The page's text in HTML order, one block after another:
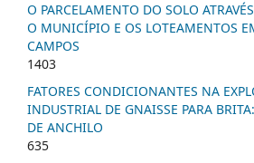
O PARCELAMENTO DO SOLO
O MUNICÍPIO E OS LOTEAMENTOS
CAMPOS
1403
FATORES CONDICIONANTES NA
INDUSTRIAL DE GNAISSE PARA
DE ANCHILO
635